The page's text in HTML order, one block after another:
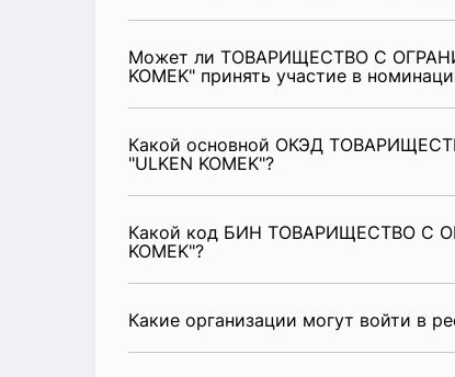
Может ли ТОВАРИЩЕСТВО С
KOMEK" принять участие в
Какой основной ОКЭД
"ULKEN KOMEK"?
Какой код БИН ТОВАРИЩЕСТВО С
KOMEK"?
Какие организации могут войти в